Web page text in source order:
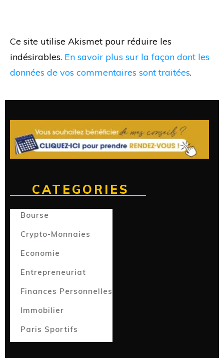
Ce site utilise Akismet pour réduire les
indésirables. En savoir plus sur la façon dont les
données de vos commentaires sont traitées.
CATEGORIES
Bourse
Crypto-Monnaies
Economie
Entrepreneuriat
Finances Personnelles
Immobilier
Paris Sportifs